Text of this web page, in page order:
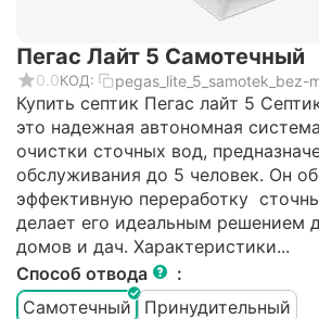
Пегас Лайт 5 Самотечный
0.0КОД: pegas_lite_5_samotek_bez-
Купить септик Пегас лайт 5
это надежная автономная
очистки сточных вод,
обслуживания до 5 человек. Он
эффективную переработку
делает его идеальным решением
домов и дач. Характеристики...
Способ отвода
:
Самотечный
Принудительный